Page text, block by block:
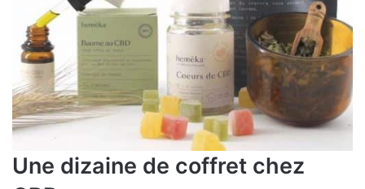
Une dizaine de coffret chez